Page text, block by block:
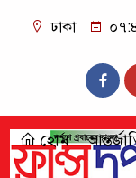
ঢাকা
হোম